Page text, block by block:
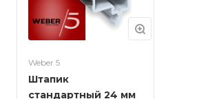
Weber 5
Штапик
стандартный 24 мм